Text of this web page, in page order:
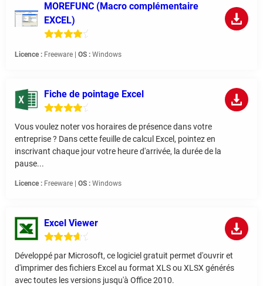
MOREFUNC (Macro complémentaire
EXCEL)
Licence : Freeware | OS : Windows
Fiche de pointage Excel
Vous voulez noter vos horaires de présence dans votre
entreprise ? Dans cette feuille de calcul Excel, pointez en
inscrivant chaque jour votre heure d'arrivée, la durée de la
pause...
Licence : Freeware | OS : Windows
Excel Viewer
Développé par Microsoft, ce logiciel gratuit permet d'ouvrir et
d'imprimer des fichiers Excel au format XLS ou XLSX générés
avec toutes les versions jusqu'à Office 2010.